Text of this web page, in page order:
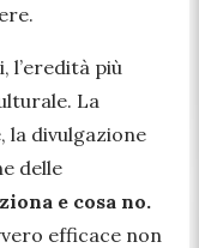
l’eredità più
La
la divulgazione
delle
e cosa no.
efficace non